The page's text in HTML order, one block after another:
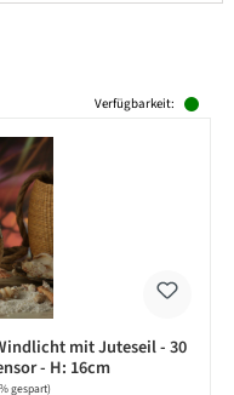
Verfügbarkeit:
mit Juteseil - 30
- H: 16cm
gespart)